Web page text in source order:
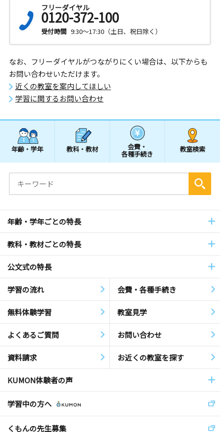
フリーダイヤル
0120-372-100
受付時間 9:30～17:30（土日、祝日除く）
なお、フリーダイヤルがつながりにくい場合は、以下からも
お問い合わせいただけます。
近くの教室を案内してほしい
学習に関するお問い合わせ
年齢・学年 教科・教材 会費・
各種手続き
教室検索
年齢・学年ごとの特長
教科・教材ごとの特長
公文式の特長
学習の流れ 会費・各種手続き
無料体験学習 教室見学
よくあるご質問 お問い合わせ
資料請求 お近くの教室を探す
KUMON体験者の声
学習中の方へ
くもんの先生募集